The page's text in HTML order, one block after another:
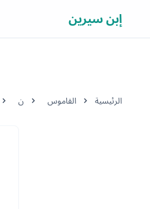
إبن سيرين
الرئيسية القاموس ن